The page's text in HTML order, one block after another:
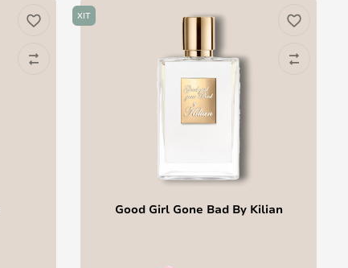
ХІТ
Good Girl Gone Bad By Kilian